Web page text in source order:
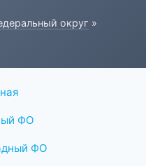
округ »
ФО
ФО